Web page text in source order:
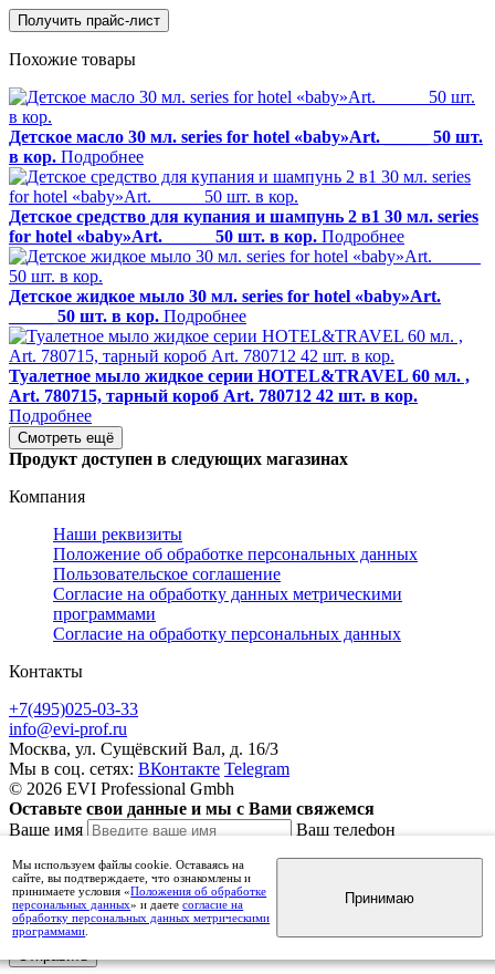
Получить прайс-лист
Похожие товары
Детское масло 30 мл. series for hotel «baby»Art. _____ 50 шт.
в кор. Подробнее
Детское средство для купания и шампунь 2 в1 30 мл. series
for hotel «baby»Art. _____ 50 шт. в кор. Подробнее
Детское жидкое мыло 30 мл. series for hotel «baby»Art.
_____ 50 шт. в кор. Подробнее
Туалетное мыло жидкое серии HOTEL&TRAVEL 60 мл. ,
Art. 780715, тарный короб Art. 780712 42 шт. в кор.
Подробнее
Смотреть ещё
Продукт доступен в следующих магазинах
Компания
Наши реквизиты
Положение об обработке персональных данных
Пользовательское соглашение
Согласие на обработку данных метрическими
программами
Согласие на обработку персональных данных
Контакты
+7(495)025-03-33
info@evi-prof.ru
Москва, ул. Сущёвский Вал, д. 16/3
Мы в соц. сетях: ВКонтакте Telegram
© 2026 EVI Professional Gmbh
Оставьте свои данные и мы с Вами свяжемся
Ваше имя
Ваш телефон
Нажимая на кнопку «Отправить», вы даетесогласие на обработку персональных данных
Мы используем файлы cookie. Оставаясь на
сайте, вы подтверждаете, что ознакомлены и
принимаете условия «Положения об обработке
персональных данных» и даетесогласие на
обработку персональных данных метрическими
программами
Принимаю